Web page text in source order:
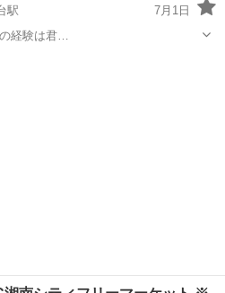
駅
7月1日
経験は君…